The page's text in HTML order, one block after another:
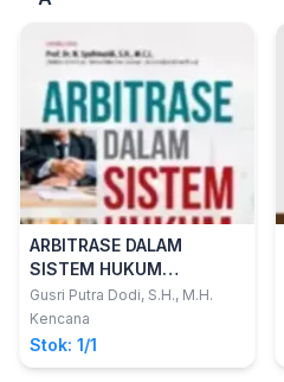
ARBITRASE DALAM
SISTEM HUKUM
INDONESIA
Gusri Putra Dodi, S.H., M.H.
Kencana
Stok: 1/1